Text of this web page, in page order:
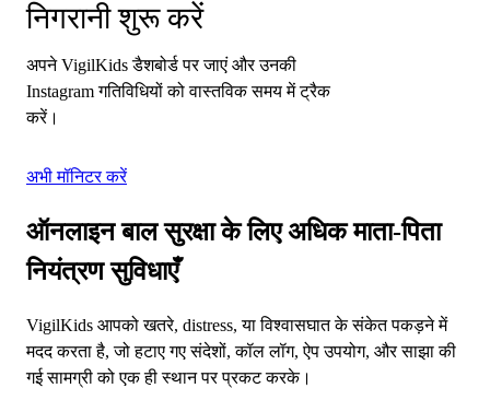
निगरानी शुरू करें
अपने VigilKids डैशबोर्ड पर जाएं और उनकी
Instagram गतिविधियों को वास्तविक समय में ट्रैक
करें।
अभी मॉनिटर करें
ऑनलाइन बाल सुरक्षा के लिए अधिक माता-पिता
नियंत्रण सुविधाएँ
VigilKids आपको खतरे, distress, या विश्वासघात के संकेत पकड़ने में
मदद करता है, जो हटाए गए संदेशों, कॉल लॉग, ऐप उपयोग, और साझा की
गई सामग्री को एक ही स्थान पर प्रकट करके।